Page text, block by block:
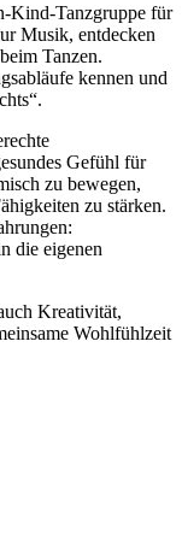
Kind-Tanzgruppe für
Musik, entdecken
Tanzen.
kennen und
Gefühl für
zu bewegen,
zu stärken.
die eigenen
Kreativität,
Wohlfühlzeit